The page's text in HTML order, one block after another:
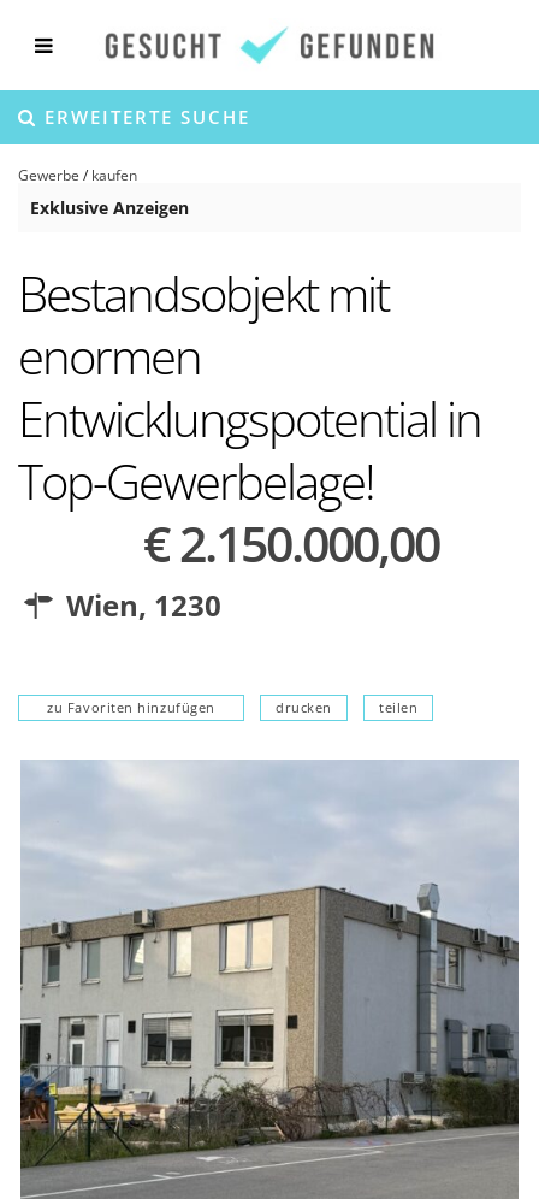
ERWEITERTE SUCHE
Gewerbe / kaufen
Exklusive Anzeigen
Bestandsobjekt mit
enormen
Entwicklungspotential in
Top-Gewerbelage!
€ 2.150.000,00
Wien, 1230
zu Favoriten hinzufügen drucken teilen